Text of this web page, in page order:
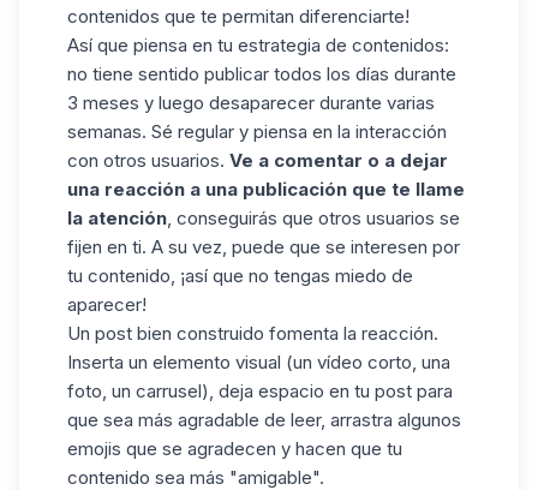
contenidos que te permitan diferenciarte!
Así que piensa en tu estrategia de contenidos:
no tiene sentido publicar todos los días durante
3 meses y luego desaparecer durante varias
semanas. Sé regular y piensa en la interacción
con otros usuarios. Ve a comentar o a dejar
una reacción a una publicación que te llame
la atención, conseguirás que otros usuarios se
fijen en ti. A su vez, puede que se interesen por
tu contenido, ¡así que no tengas miedo de
aparecer!
Un post bien construido fomenta la reacción.
Inserta un elemento visual (un vídeo corto, una
foto, un carrusel), deja espacio en tu post para
que sea más agradable de leer, arrastra algunos
emojis que se agradecen y hacen que tu
contenido sea más "amigable".